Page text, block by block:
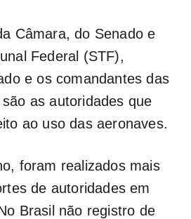
Câmara, do Senado e
Federal (STF),
e os comandantes das
as autoridades que
ao uso das aeronaves.
foram realizados mais
de autoridades em
Brasil não registro de